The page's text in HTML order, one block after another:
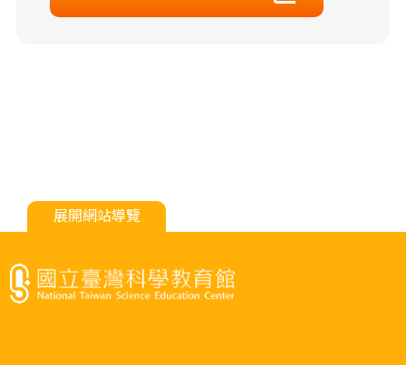
展開網站導覽